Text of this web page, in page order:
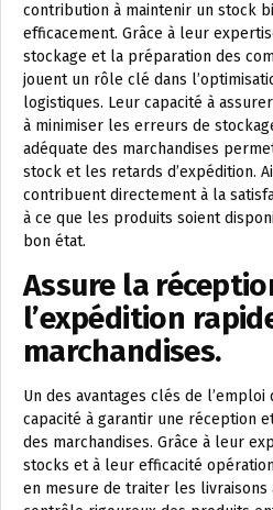
contribution à maintenir un stock
efficacement. Grâce à leur
stockage et la préparation des
jouent un rôle clé dans
logistiques. Leur capacité à
à minimiser les erreurs de
adéquate des marchandises
stock et les retards d’expédition.
contribuent directement à la
à ce que les produits soient
bon état.
Assure la
l’expédition
marchandises.
Un des avantages clés de l’emploi
capacité à garantir une réception
des marchandises. Grâce à leur
stocks et à leur efficacité
en mesure de traiter les livraisons